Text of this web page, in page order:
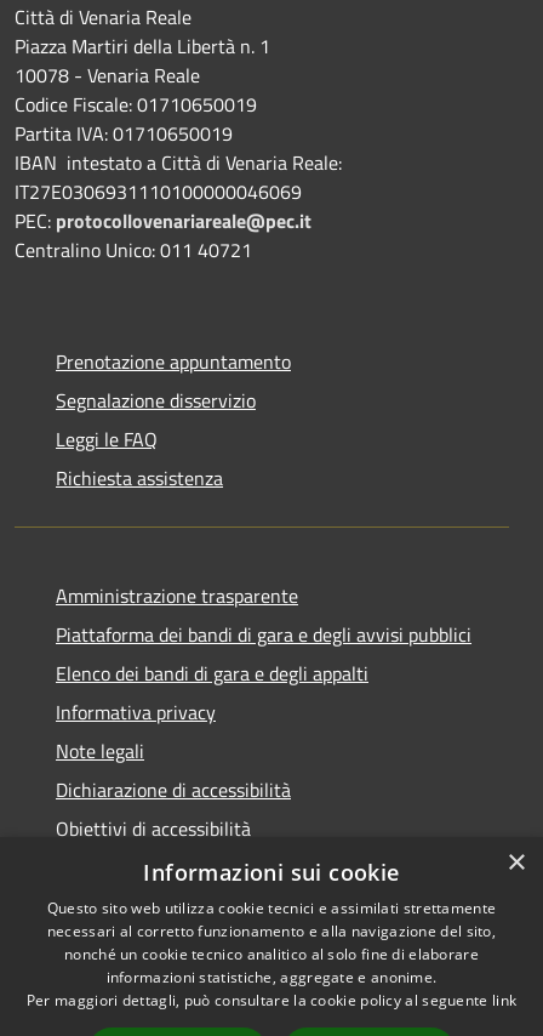
Città di Venaria Reale
Piazza Martiri della Libertà n. 1
10078 - Venaria Reale
Codice Fiscale: 01710650019
Partita IVA: 01710650019
IBAN intestato a Città di Venaria Reale:
IT27E0306931110100000046069
PEC: protocollovenariareale@pec.it
Centralino Unico: 011 40721
Prenotazione appuntamento
Segnalazione disservizio
Leggi le FAQ
Richiesta assistenza
Amministrazione trasparente
Piattaforma dei bandi di gara e degli avvisi pubblici
Elenco dei bandi di gara e degli appalti
Informativa privacy
Note legali
Dichiarazione di accessibilità
Obiettivi di accessibilità
Accessibilità
Privacy
×
Informazioni sui cookie
Questo sito web utilizza cookie tecnici e assimilati strettamente
necessari al corretto funzionamento e alla navigazione del sito,
nonché un cookie tecnico analitico al solo fine di elaborare
informazioni statistiche, aggregate e anonime.
Per maggiori dettagli, può consultare la cookie policy al seguente link